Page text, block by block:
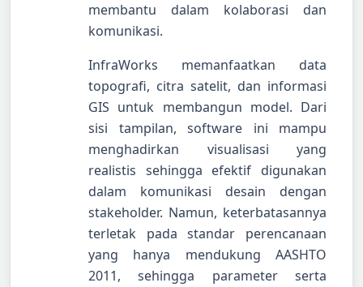
membantu dalam kolaborasi dan
komunikasi.
InfraWorks memanfaatkan data
topografi, citra satelit, dan informasi
GIS untuk membangun model. Dari
sisi tampilan, software ini mampu
menghadirkan visualisasi yang
realistis sehingga efektif digunakan
dalam komunikasi desain dengan
stakeholder. Namun, keterbatasannya
terletak pada standar perencanaan
yang hanya mendukung AASHTO
2011, sehingga parameter serta